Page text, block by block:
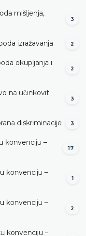
mišljenja,
3
izražavanja 2
okupljanja i
2
na učinkovit
3
diskriminacije 3
konvenciju –
17
konvenciju –
1
konvenciju –
2
konvenciju –